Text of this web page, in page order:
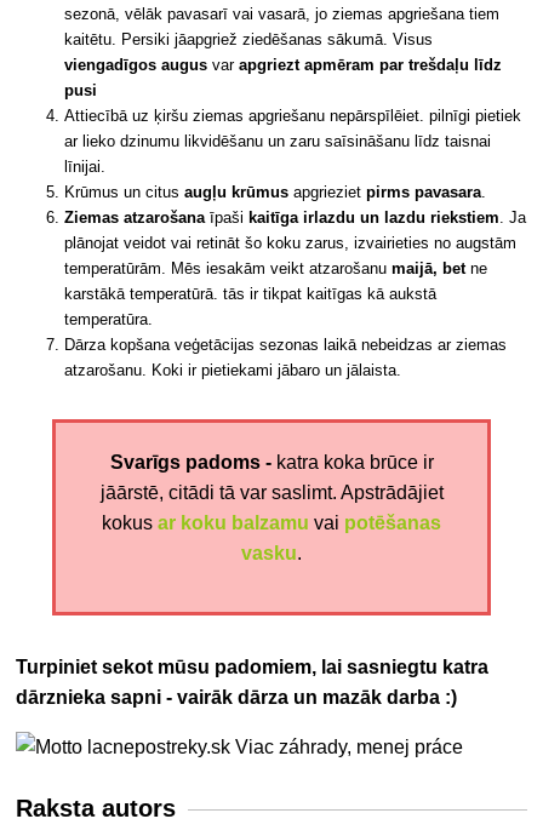
sezonā, vēlāk pavasarī vai vasarā, jo ziemas apgriešana tiem
kaitētu. Persiki jāapgriež ziedēšanas sākumā. Visus
viengadīgos augus varapgriezt apmēram par trešdaļu līdz
pusi
Attiecībā uz ķiršu ziemas apgriešanu nepārspīlēiet. pilnīgi pietiek
ar lieko dzinumu likvidēšanu un zaru saīsināšanu līdz taisnai
līnijai.
Krūmus un citusaugļu krūmus apgriezietpirms pavasara
Ziemas atzarošana īpašikaitīga irlazdu un lazdu riekstiem . Ja
plānojat veidot vai retināt šo koku zarus, izvairieties no augstām
temperatūrām. Mēs iesakām veikt atzarošanumaijā, betne
karstākā temperatūrā. tās ir tikpat kaitīgas kā aukstā
temperatūra.
Dārza kopšana veģetācijas sezonas laikā nebeidzas ar ziemas
atzarošanu. Koki ir pietiekami jābaro un jālaista.
Svarīgs padoms - katra koka brūce ir
jāārstē, citādi tā var saslimt. Apstrādājiet
kokus ar koku balzamu vai potēšanas
vasku.
Turpiniet sekot mūsu padomiem, lai sasniegtu katra
dārznieka sapni - vairāk dārza un mazāk darba :)
Raksta autors